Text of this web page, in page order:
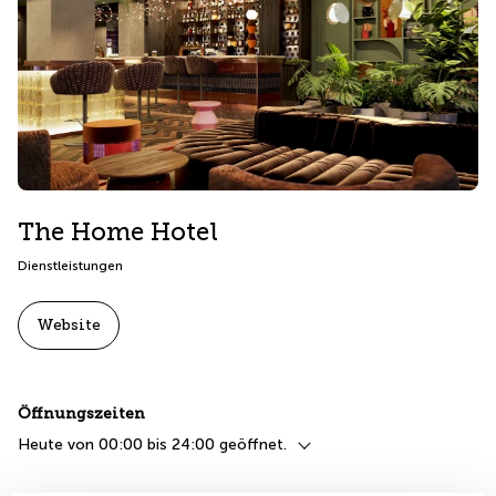
The Home Hotel
Dienstleistungen
Website
Öffnungszeiten
Heute von 00:00 bis 24:00 geöffnet.